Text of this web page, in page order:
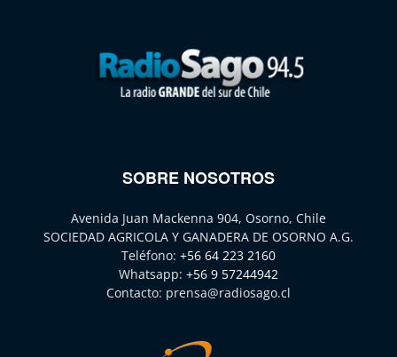
SOBRE NOSOTROS
Avenida Juan Mackenna 904, Osorno, Chile
SOCIEDAD AGRICOLA Y GANADERA DE OSORNO A.G.
Teléfono: +56 64 223 2160
Whatsapp: +56 9 57244942
Contacto: prensa@radiosago.cl